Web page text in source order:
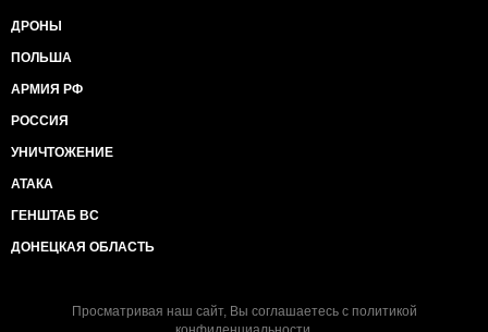
ДРОНЫ
ПОЛЬША
АРМИЯ РФ
РОССИЯ
УНИЧТОЖЕНИЕ
АТАКА
ГЕНШТАБ ВС
ДОНЕЦКАЯ ОБЛАСТЬ
Просматривая наш сайт, Вы соглашаетесь с политикой